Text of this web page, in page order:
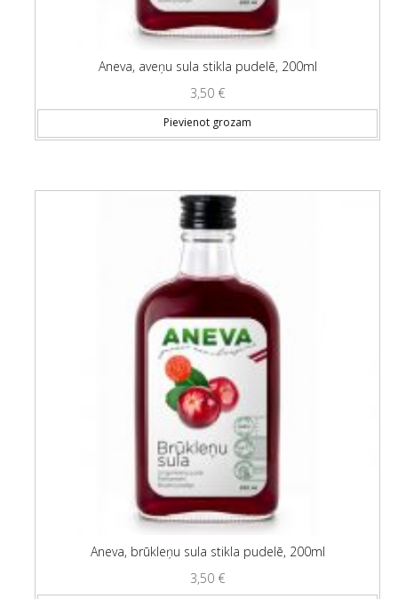
Aneva, aveņu sula stikla pudelē, 200ml
3,50 €
Pievienot grozam
Aneva, brūkleņu sula stikla pudelē, 200ml
3,50 €